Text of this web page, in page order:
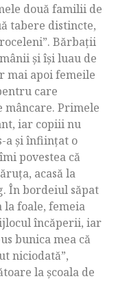
două familii de
tabere distincte,
Bărbații
și își luau de
mai apoi femeile
care
mâncare. Primele
iar copiii nu
a și înființat o
povestea că
acasă la
În bordeiul săpat
foale, femeia
încăperii, iar
bunica mea că
niciodată”,
la școala de